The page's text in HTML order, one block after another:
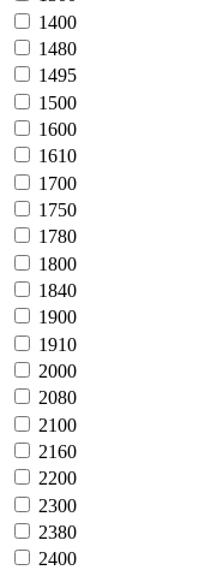
1400
1480
1495
1500
1600
1610
1700
1750
1780
1800
1840
1900
1910
2000
2080
2100
2160
2200
2300
2380
2400